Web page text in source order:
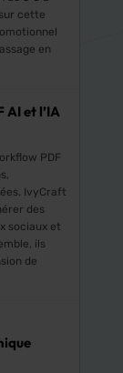
cette
en
et l’IA
PDF
IvyCraft
des
sociaux et
ils
de